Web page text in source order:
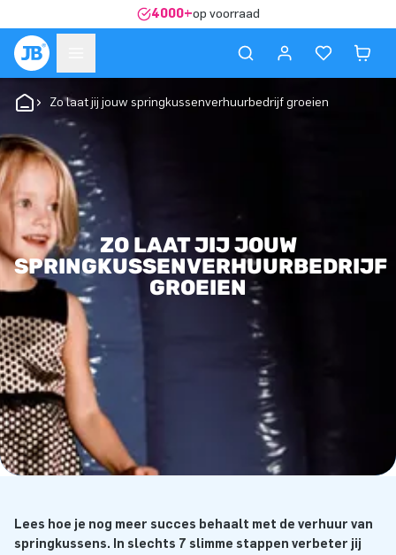
4000+op voorraad
Zo laat jij jouw springkussenverhuurbedrijf groeien
ZO LAAT JIJ JOUW
SPRINGKUSSENVERHUURBEDRIJF
GROEIEN
Lees hoe je nog meer succes behaalt met de verhuur van
springkussens. In slechts 7 slimme stappen verbeter jij